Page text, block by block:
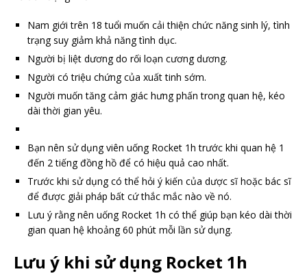
Nam giới trên 18 tuổi muốn cải thiện chức năng sinh lý, tình
trạng suy giảm khả năng tình dục.
Người bị liệt dương do rối loạn cương dương.
Người có triệu chứng của xuất tinh sớm.
Người muốn tăng cảm giác hưng phấn trong quan hệ, kéo
dài thời gian yêu.
Bạn nên sử dụng viên uống Rocket 1h trước khi quan hệ 1
đến 2 tiếng đồng hồ để có hiệu quả cao nhất.
Trước khi sử dụng có thể hỏi ý kiến của dược sĩ hoặc bác sĩ
để được giải pháp bất cứ thắc mắc nào về nó.
Lưu ý rằng nên uống Rocket 1h có thể giúp bạn kéo dài thời
gian quan hệ khoảng 60 phút mỗi lần sử dụng.
Lưu ý khi sử dụng Rocket 1h